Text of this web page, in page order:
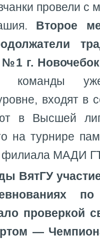
провели
Второе
г.
команды
входят в
в Высшей
на турнире
филиала МАДИ
ВятГУ
проверкой
—